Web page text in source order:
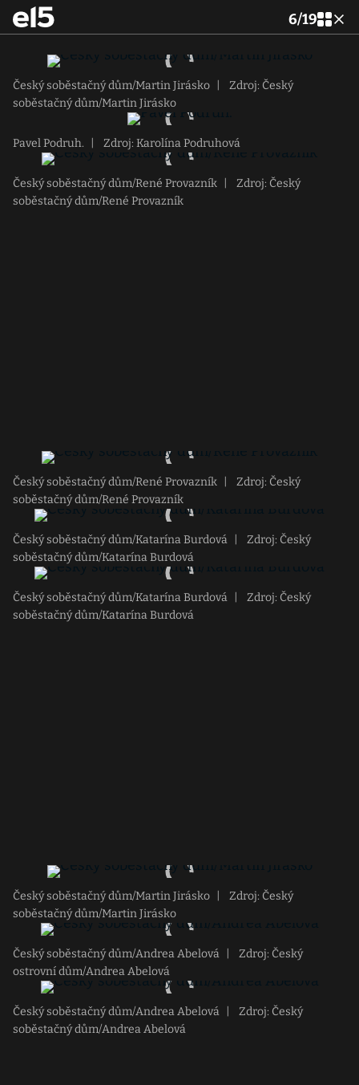
6/19
Český soběstačný dům/Martin Jirásko
Zdroj: Český
soběstačný dům/Martin Jirásko
Pavel Podruh. Zdroj: Karolína Podruhová
Český soběstačný dům/René Provazník
Zdroj: Český
soběstačný dům/René Provazník
Český soběstačný dům/René Provazník
Zdroj: Český
soběstačný dům/René Provazník
Český soběstačný dům/Katarína Burdová
Zdroj: Český
soběstačný dům/Katarína Burdová
Český soběstačný dům/Katarína Burdová
Zdroj: Český
soběstačný dům/Katarína Burdová
Český soběstačný dům/Martin Jirásko
Zdroj: Český
soběstačný dům/Martin Jirásko
Český soběstačný dům/Andrea Abelová
Zdroj: Český
ostrovní dům/Andrea Abelová
Český soběstačný dům/Andrea Abelová
Zdroj: Český
soběstačný dům/Andrea Abelová